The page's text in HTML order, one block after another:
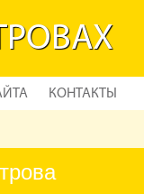
КОНТАКТЫ